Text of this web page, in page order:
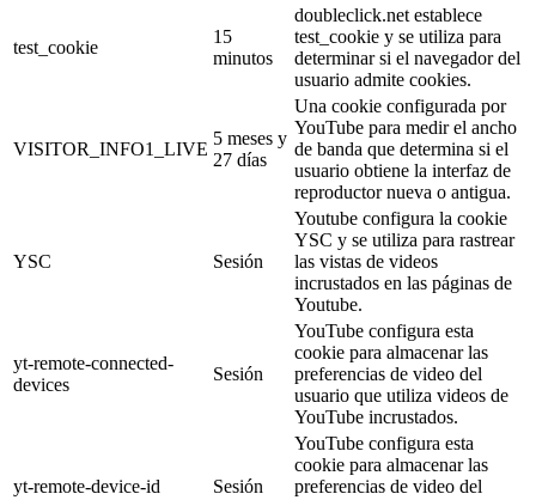
test_cookie
15
minutos
doubleclick.net establece
test_cookie y se utiliza para
determinar si el navegador del
usuario admite cookies.
VISITOR_INFO1_LIVE
5 meses y
27 días
Una cookie configurada por
YouTube para medir el ancho
de banda que determina si el
usuario obtiene la interfaz de
reproductor nueva o antigua.
YSC Sesión
Youtube configura la cookie
YSC y se utiliza para rastrear
las vistas de videos
incrustados en las páginas de
Youtube.
yt-remote-connected-
devices
Sesión
YouTube configura esta
cookie para almacenar las
preferencias de video del
usuario que utiliza videos de
YouTube incrustados.
yt-remote-device-id Sesión
YouTube configura esta
cookie para almacenar las
preferencias de video del